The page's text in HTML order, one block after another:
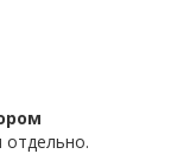
отдельно.